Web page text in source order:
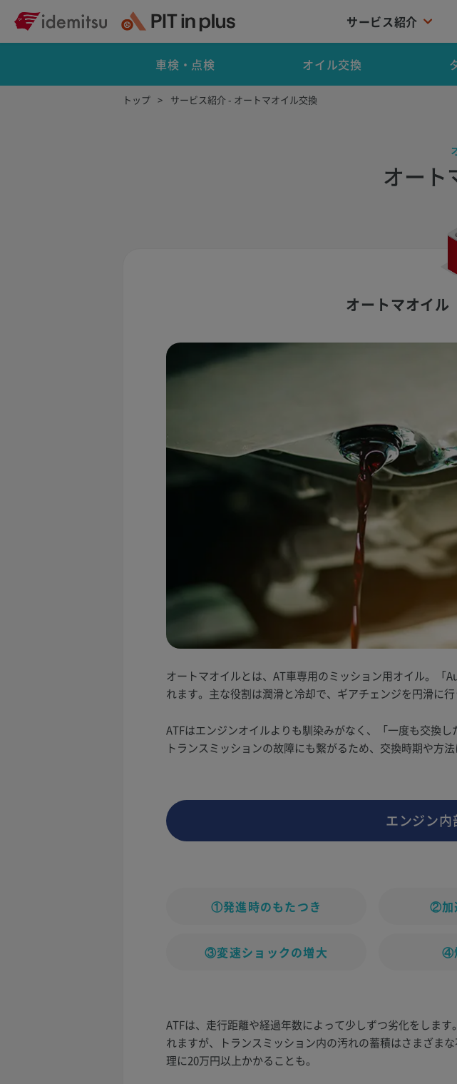
サービス紹介
車検・点検 オイル交換
トップ サービス紹介 - オートマオイル交換
オート
オートマオイル
オートマオイルとは、AT車専用のミッション用オイル。
れます。主な役割は潤滑と冷却で、ギアチェンジを円滑に行
ATFはエンジンオイルよりも馴染みがなく、「一度も交換
トランスミッションの故障にも繋がるため、交換時期や方
エンジン
①発進時のもたつき ②加
③変速ショックの増大 ④
ATFは、走行距離や経過年数によって少しずつ劣化をしま
れますが、トランスミッション内の汚れの蓄積はさまざま
理に20万円以上かかることも。